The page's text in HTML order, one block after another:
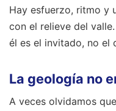
Hay esfuerzo, ritmo y
con el relieve del
él es el invitado, no el
La geología no
A veces olvidamos